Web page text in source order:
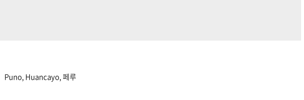
Puno, Huancayo, 페루